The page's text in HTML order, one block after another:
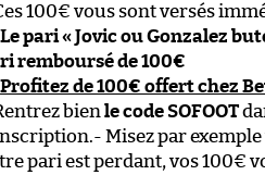
100€ vous sont versés
Le pari « Jovic ou Gonzalez
remboursé de 100€
Profitez de 100€ offert chez
bien le code SOFOOT
Misez par exemple
pari est perdant, vos 100€